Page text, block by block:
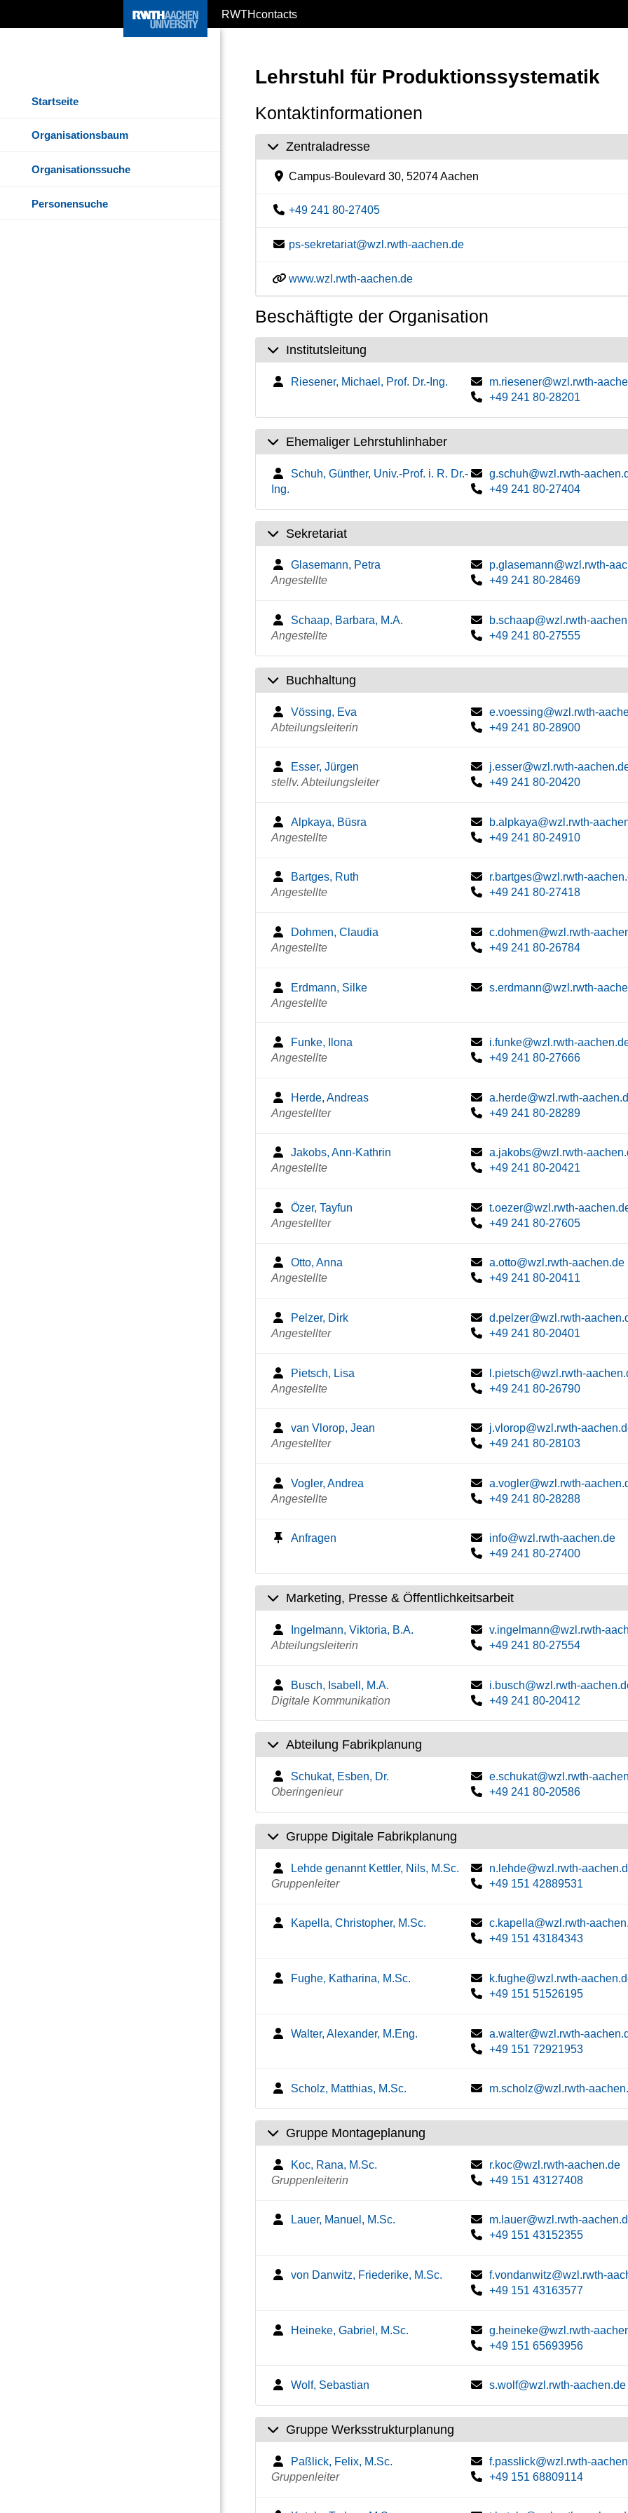
RWTHcontacts
Startseite
Organisationsbaum
Organisationssuche
Personensuche
Lehrstuhl für Produktionssystematik
Kontaktinformationen
Zentraladresse
Campus-Boulevard 30, 52074 Aachen
+49 241 80-27405
ps-sekretariat@wzl.rwth-aachen.de
www.wzl.rwth-aachen.de
Beschäftigte der Organisation
Institutsleitung
Riesener, Michael, Prof. Dr.-Ing.
m.riesener@wzl.rwth-
+49 241 80-28201
Ehemaliger Lehrstuhlinhaber
Schuh, Günther, Univ.-Prof. i. R. Dr.-
Ing.
g.schuh@wzl.rwth-
+49 241 80-27404
Sekretariat
Glasemann, Petra
Angestellte
p.glasemann@wzl.rwth-
+49 241 80-28469
Schaap, Barbara, M.A.
Angestellte
b.schaap@wzl.rwth-
+49 241 80-27555
Buchhaltung
Vössing, Eva
Abteilungsleiterin
e.voessing@wzl.rwth-
+49 241 80-28900
Esser, Jürgen
stellv. Abteilungsleiter
j.esser@wzl.rwth-
+49 241 80-20420
Alpkaya, Büsra
Angestellte
b.alpkaya@wzl.rwth-
+49 241 80-24910
Bartges, Ruth
Angestellte
r.bartges@wzl.rwth-
+49 241 80-27418
Dohmen, Claudia
Angestellte
c.dohmen@wzl.rwth-
+49 241 80-26784
Erdmann, Silke
Angestellte
s.erdmann@wzl.rwth-
Funke, Ilona
Angestellte
i.funke@wzl.rwth-
+49 241 80-27666
Herde, Andreas
Angestellter
a.herde@wzl.rwth-
+49 241 80-28289
Jakobs, Ann-Kathrin
Angestellte
a.jakobs@wzl.rwth-
+49 241 80-20421
Özer, Tayfun
Angestellter
t.oezer@wzl.rwth-
+49 241 80-27605
Otto, Anna
Angestellte
a.otto@wzl.rwth-aachen.de
+49 241 80-20411
Pelzer, Dirk
Angestellter
d.pelzer@wzl.rwth-
+49 241 80-20401
Pietsch, Lisa
Angestellte
l.pietsch@wzl.rwth-
+49 241 80-26790
van Vlorop, Jean
Angestellter
j.vlorop@wzl.rwth-
+49 241 80-28103
Vogler, Andrea
Angestellte
a.vogler@wzl.rwth-
+49 241 80-28288
Anfragen
info@wzl.rwth-aachen.de
+49 241 80-27400
Marketing, Presse & Öffentlichkeitsarbeit
Ingelmann, Viktoria, B.A.
Abteilungsleiterin
v.ingelmann@wzl.rwth-
+49 241 80-27554
Busch, Isabell, M.A.
Digitale Kommunikation
i.busch@wzl.rwth-
+49 241 80-20412
Abteilung Fabrikplanung
Schukat, Esben, Dr.
Oberingenieur
e.schukat@wzl.rwth-
+49 241 80-20586
Gruppe Digitale Fabrikplanung
Lehde genannt Kettler, Nils, M.Sc.
Gruppenleiter
n.lehde@wzl.rwth-
+49 151 42889531
Kapella, Christopher, M.Sc.
c.kapella@wzl.rwth-
+49 151 43184343
Fughe, Katharina, M.Sc.
k.fughe@wzl.rwth-
+49 151 51526195
Walter, Alexander, M.Eng.
a.walter@wzl.rwth-
+49 151 72921953
Scholz, Matthias, M.Sc. m.scholz@wzl.rwth-
Gruppe Montageplanung
Koc, Rana, M.Sc.
Gruppenleiterin
r.koc@wzl.rwth-aachen.de
+49 151 43127408
Lauer, Manuel, M.Sc.
m.lauer@wzl.rwth-
+49 151 43152355
von Danwitz, Friederike, M.Sc.
f.vondanwitz@wzl.rwth-
+49 151 43163577
Heineke, Gabriel, M.Sc.
g.heineke@wzl.rwth-
+49 151 65693956
Wolf, Sebastian s.wolf@wzl.rwth-aachen.de
Gruppe Werksstrukturplanung
Paßlick, Felix, M.Sc.
Gruppenleiter
f.passlick@wzl.rwth-
+49 151 68809114